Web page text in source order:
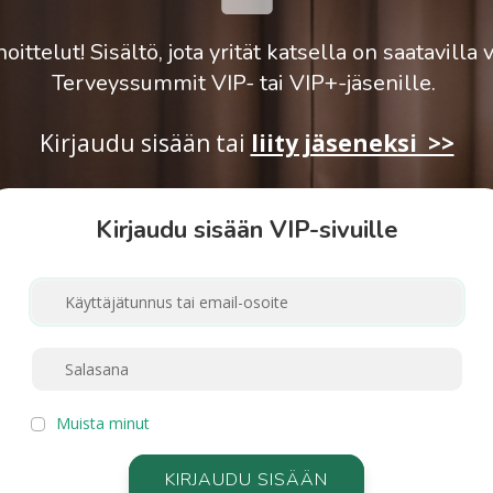
Sisältö, jota yrität katsella on saatavilla
Terveyssummit VIP- tai VIP+-jäsenille.
Kirjaudu sisään tai liity jäseneksi >>
Kirjaudu sisään VIP-sivuille
Muista minut
KIRJAUDU SISÄÄN